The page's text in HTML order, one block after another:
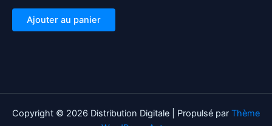
était :
actuel
est :
Ajouter au panier
Copyright © 2026 Distribution Digitale | Propulsé par Thème